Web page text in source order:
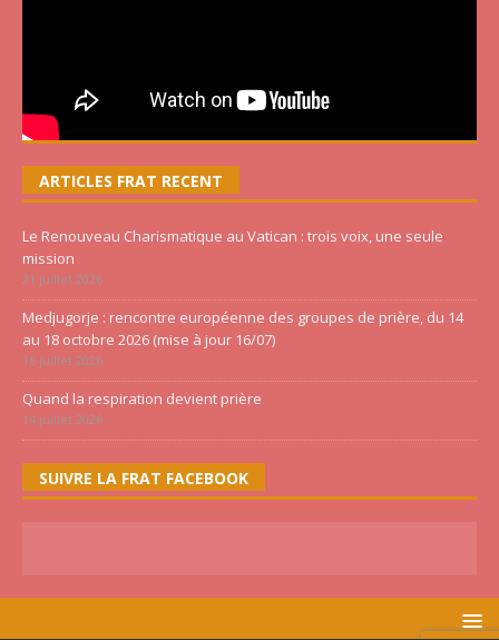
ARTICLES FRAT RECENT
Le Renouveau Charismatique au Vatican : trois voix, une seule
mission
21 juillet 2026
Medjugorje : rencontre européenne des groupes de prière, du 14
au 18 octobre 2026 (mise à jour 16/07)
16 juillet 2026
Quand la respiration devient prière
14 juillet 2026
SUIVRE LA FRAT FACEBOOK